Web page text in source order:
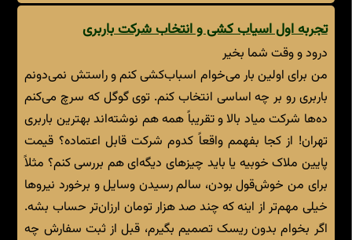
تجربه اول اسیاب کشی و انتخاب شرکت باربری
درود و وقت شما بخیر
من برای اولین بار می‌خوام اسباب‌کشی کنم و راستش نمی‌دونم
باربری رو بر چه اساسی انتخاب کنم. توی گوگل که سرچ می‌کنم
ده‌ها شرکت میاد بالا و تقریباً همه هم نوشته‌اند بهترین باربری
تهران! از کجا بفهمم واقعاً کدوم شرکت قابل اعتماده؟ قیمت
پایین ملاک خوبیه یا باید چیزهای دیگه‌ای هم بررسی کنم؟ مثلاً
برای من خوش‌قول بودن، سالم رسیدن وسایل و برخورد نیروها
خیلی مهم‌تر از اینه که چند صد هزار تومان ارزان‌تر حساب بشه.
اگر بخوام بدون ریسک تصمیم بگیرم، قبل از ثبت سفارش چه